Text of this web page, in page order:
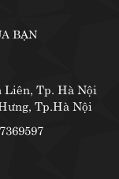
BẠN
Liên, Tp. Hà Nội
Tp.Hà Nội